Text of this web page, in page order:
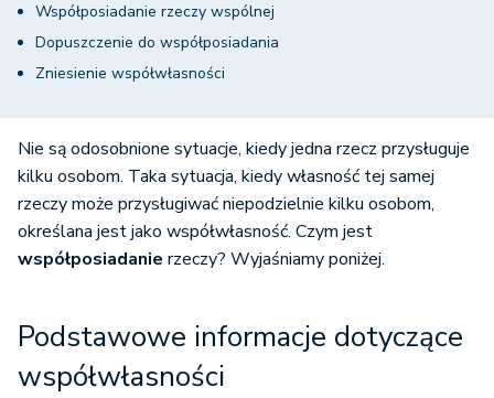
Współposiadanie rzeczy wspólnej
Dopuszczenie do współposiadania
Zniesienie współwłasności
Nie są odosobnione sytuacje, kiedy jedna rzecz przysługuje
kilku osobom. Taka sytuacja, kiedy własność tej samej
rzeczy może przysługiwać niepodzielnie kilku osobom,
określana jest jako współwłasność. Czym jest
współposiadanie rzeczy? Wyjaśniamy poniżej.
Podstawowe informacje dotyczące
współwłasności